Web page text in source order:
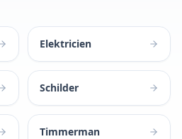
Elektricien
Schilder
Timmerman